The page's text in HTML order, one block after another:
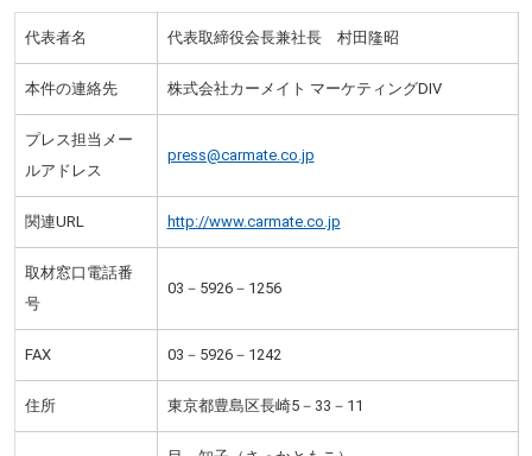
代表者名 代表取締役会長兼社長 村田隆昭
本件の連絡先 株式会社カーメイト マーケティングDIV
プレス担当メー
ルアドレス
press@carmate.co.jp
関連URL http://www.carmate.co.jp
取材窓口電話番
号
03－5926－1256
FAX 03－5926－1242
住所 東京都豊島区長崎5－33－11